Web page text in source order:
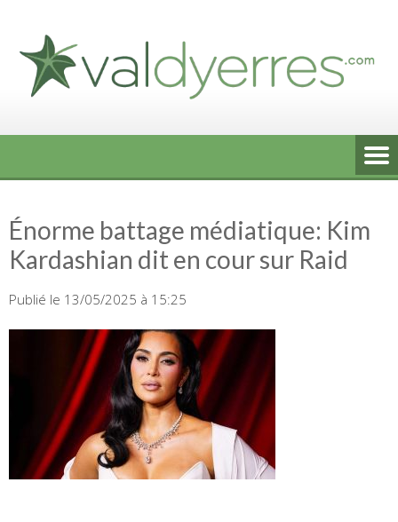
content
Énorme battage médiatique: Kim
Kardashian dit en cour sur Raid
Publié le 13/05/2025 à 15:25